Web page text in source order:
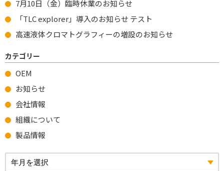
7月10日（金）臨時休業のお知らせ
「TLC explorer」導入のお知らせ テスト
高速液体クロマトグラフィーの増設のお知らせ
カテゴリー
OEM
お知らせ
会社情報
組織について
製品情報